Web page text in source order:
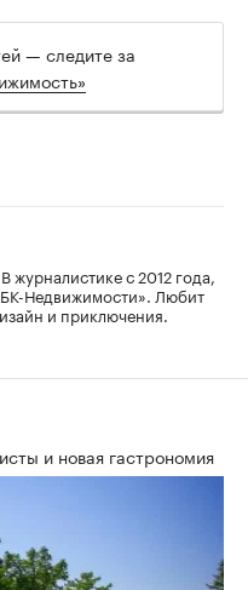
— следите за
с 2012 года,
Недвижимости». Любит
и приключения.
и новая гастрономия